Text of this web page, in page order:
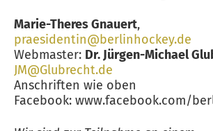
Marie-Theres Gnauert,
praesidentin@berlinhockey.de
Webmaster: Dr. Jürgen-Michael
JM@Glubrecht.de
Anschriften wie oben
Facebook: www.facebook.com/